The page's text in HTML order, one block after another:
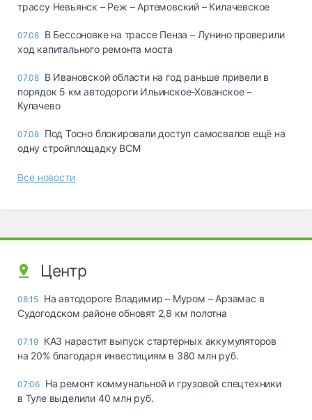
трассу Невьянск – Реж – Артемовский – Килачевское
07.08 В Бессоновке на трассе Пенза – Лунино проверили
ход капитального ремонта моста
07.08 В Ивановской области на год раньше привели в
порядок 5 км автодороги Ильинское-Хованское –
Кулачево
07.08 Под Тосно блокировали доступ самосвалов ещё на
одну стройплощадку ВСМ
Все новости
Центр
08:15 На автодороге Владимир – Муром – Арзамас в
Судогодском районе обновят 2,8 км полотна
07:19 КАЗ нарастит выпуск стартерных аккумуляторов
на 20% благодаря инвестициям в 380 млн руб.
07:06 На ремонт коммунальной и грузовой спецтехники
в Туле выделили 40 млн руб.